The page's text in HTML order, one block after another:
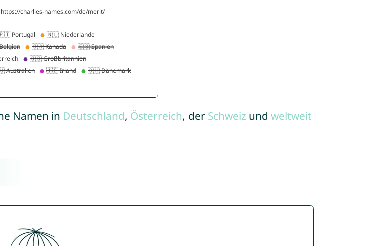
Namen in Deutschland, Österreich, der Schweiz und weltweit